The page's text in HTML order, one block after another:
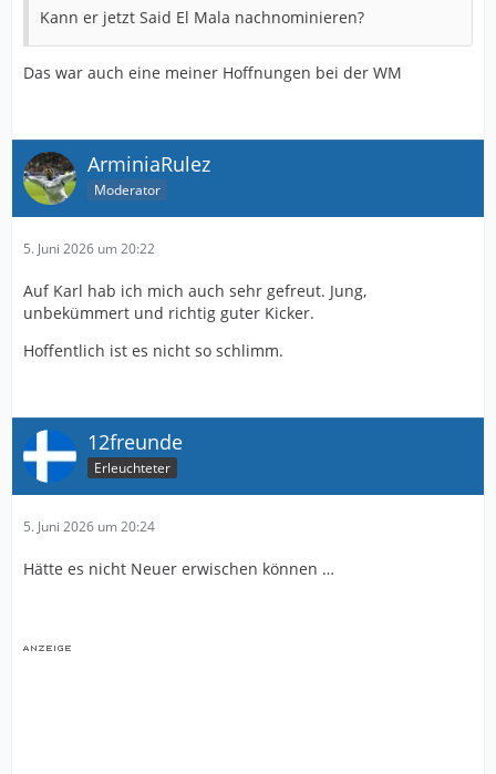
Kann er jetzt Said El Mala nachnominieren?
Das war auch eine meiner Hoffnungen bei der WM
ArminiaRulez
Moderator
5. Juni 2026 um 20:22
Auf Karl hab ich mich auch sehr gefreut. Jung,
unbekümmert und richtig guter Kicker.
Hoffentlich ist es nicht so schlimm.
12freunde
Erleuchteter
5. Juni 2026 um 20:24
Hätte es nicht Neuer erwischen können …